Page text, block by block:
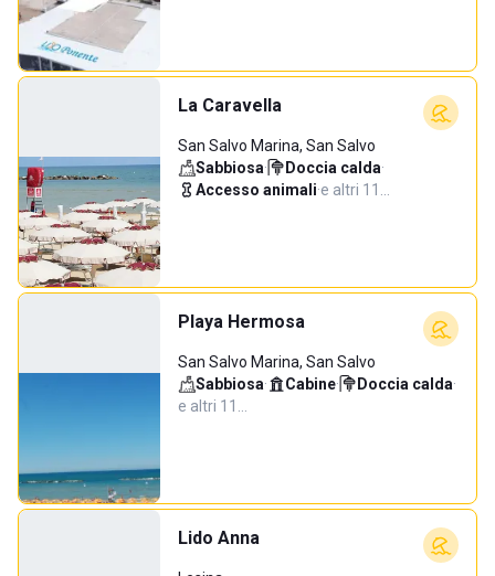
La Caravella
San Salvo Marina, San Salvo
Sabbiosa· Doccia calda·
Accesso animali·e altri 11…
Playa Hermosa
San Salvo Marina, San Salvo
Sabbiosa· Cabine· Doccia calda·
e altri 11…
Lido Anna